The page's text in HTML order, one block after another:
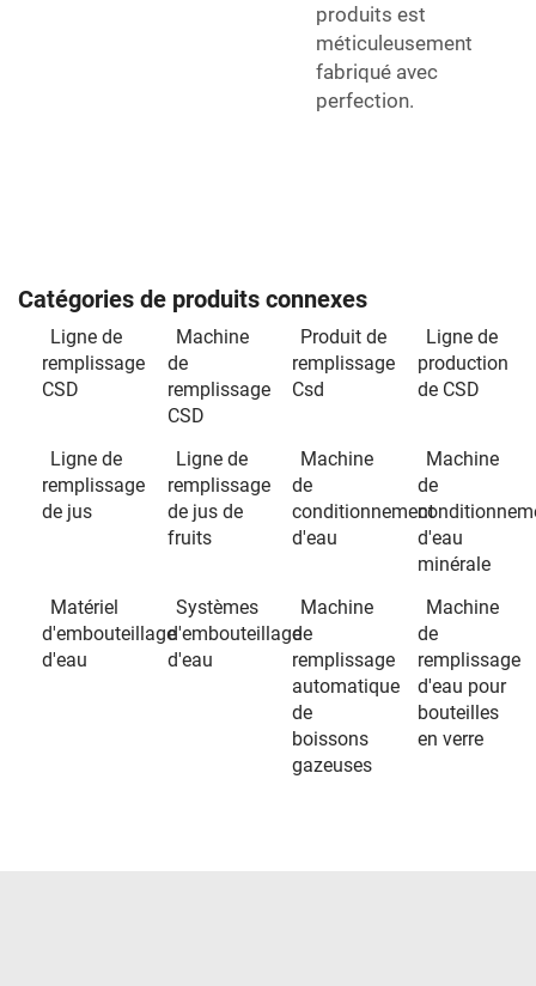
produits est
méticuleusement
fabriqué avec
perfection.
Catégories de produits connexes
Ligne de
remplissage
CSD
Machine
de
remplissage
CSD
Produit de
remplissage
Csd
Ligne de
production
de CSD
Ligne de
remplissage
de jus
Ligne de
remplissage
de jus de
fruits
Machine
de
conditionnement
d'eau
Machine
de
d'eau
minérale
Matériel
d'embouteillage
d'eau
Systèmes
d'embouteillage
d'eau
Machine
de
remplissage
automatique
de
boissons
gazeuses
Machine
de
remplissage
d'eau pour
bouteilles
en verre